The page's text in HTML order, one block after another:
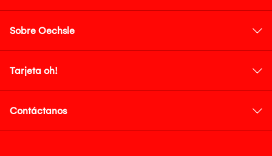
Sobre Oechsle
Tarjeta oh!
Contáctanos